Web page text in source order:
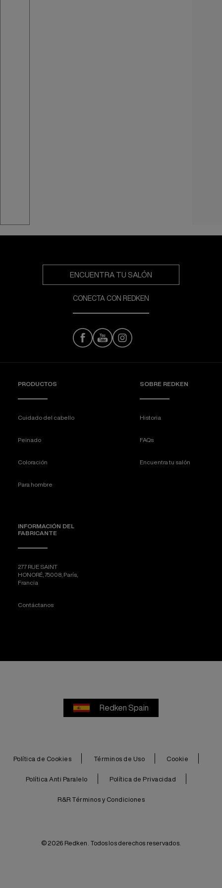
ENCUENTRA TU SALÓN
CONECTA CON REDKEN
PRODUCTOS
Cuidado del cabello
Peinado
Coloración
Para hombre
SOBRE REDKEN
Historia
FAQs
Encuentra tu salón
INFORMACIÓN DEL
FABRICANTE
277 RUE SAINT
HONORÉ, 75008, París,
Francia
Contáctanos
Redken Spain
Política de Cookies Términos de Uso Cookie
Política Anti Paralelo Política de Privacidad
R&R Términos y Condiciones
© 2026 Redken. Todos los derechos reservados.